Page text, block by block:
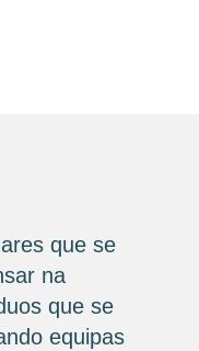
que se
na
que se
equipas